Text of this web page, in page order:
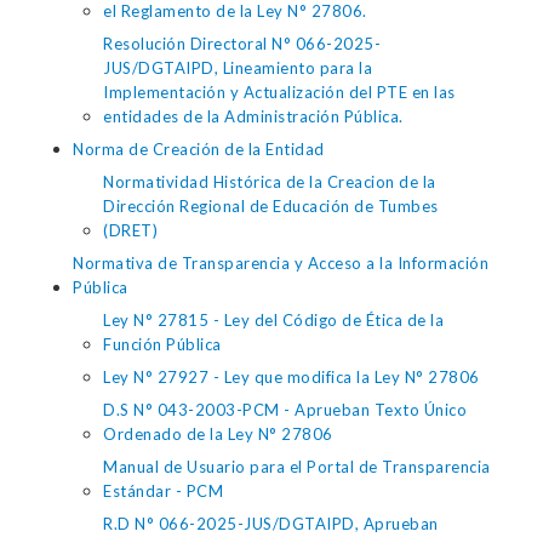
el Reglamento de la Ley N° 27806.
Resolución Directoral N° 066-2025-
JUS/DGTAIPD, Lineamiento para la
Implementación y Actualización del PTE en las
entidades de la Administración Pública.
Norma de Creación de la Entidad
Normatividad Histórica de la Creacion de la
Dirección Regional de Educación de Tumbes
(DRET)
Normativa de Transparencia y Acceso a la Información
Pública
Ley N° 27815 - Ley del Código de Ética de la
Función Pública
Ley N° 27927 - Ley que modifica la Ley N° 27806
D.S N° 043-2003-PCM - Aprueban Texto Único
Ordenado de la Ley N° 27806
Manual de Usuario para el Portal de Transparencia
Estándar - PCM
R.D N° 066-2025-JUS/DGTAIPD, Aprueban